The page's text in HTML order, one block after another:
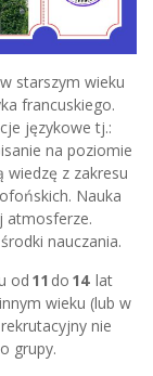
starszym wieku
francuskiego.
językowe tj.:
na poziomie
wiedzę z zakresu
Nauka
atmosferze.
nauczania.
od 11 do 14 lat
wieku (lub w
nie
grupy.